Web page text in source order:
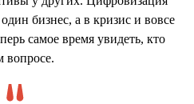
бизнес, а в кризис и вовсе
самое время увидеть, кто
вопросе.